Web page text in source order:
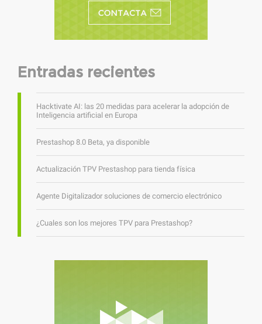
Entradas recientes
Hacktivate AI: las 20 medidas para acelerar la adopción de
Inteligencia artificial en Europa
Prestashop 8.0 Beta, ya disponible
Actualización TPV Prestashop para tienda física
Agente Digitalizador soluciones de comercio electrónico
¿Cuales son los mejores TPV para Prestashop?